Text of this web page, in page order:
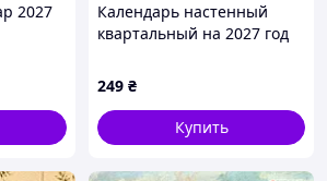
2027
Календарь настенный
квартальный на 2027 год
год Козы, символ года
Коза, 29,7х61см , 92 вид
249 ₴
Купить